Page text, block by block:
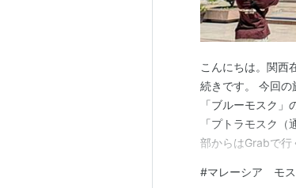
こんにちは。関西
続きです。 今回の
「ブルーモスク
「プトラモスク
部からはGrabで行
行った後、そこで
#マレーシア モス